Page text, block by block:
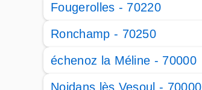
Fougerolles - 70220
Ronchamp - 70250
échenoz la Méline - 70000
Noidans lès Vesoul - 70000